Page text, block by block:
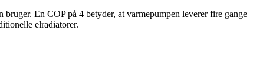
En COP på 4 betyder, at varmepumpen leverer fire gange
elradiatorer.